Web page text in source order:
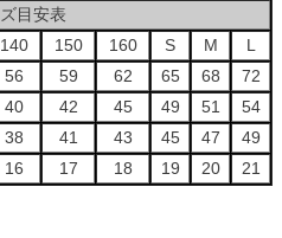
目安表
140 150 160 S M
L
56 59 62 65 68
72
40 42 45 49 51
54
38 41 43 45 47
49
16 17 18 19 20 21